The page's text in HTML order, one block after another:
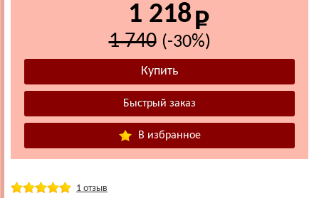
1 218
1 740 (-30%)
В избранное
1 отзыв